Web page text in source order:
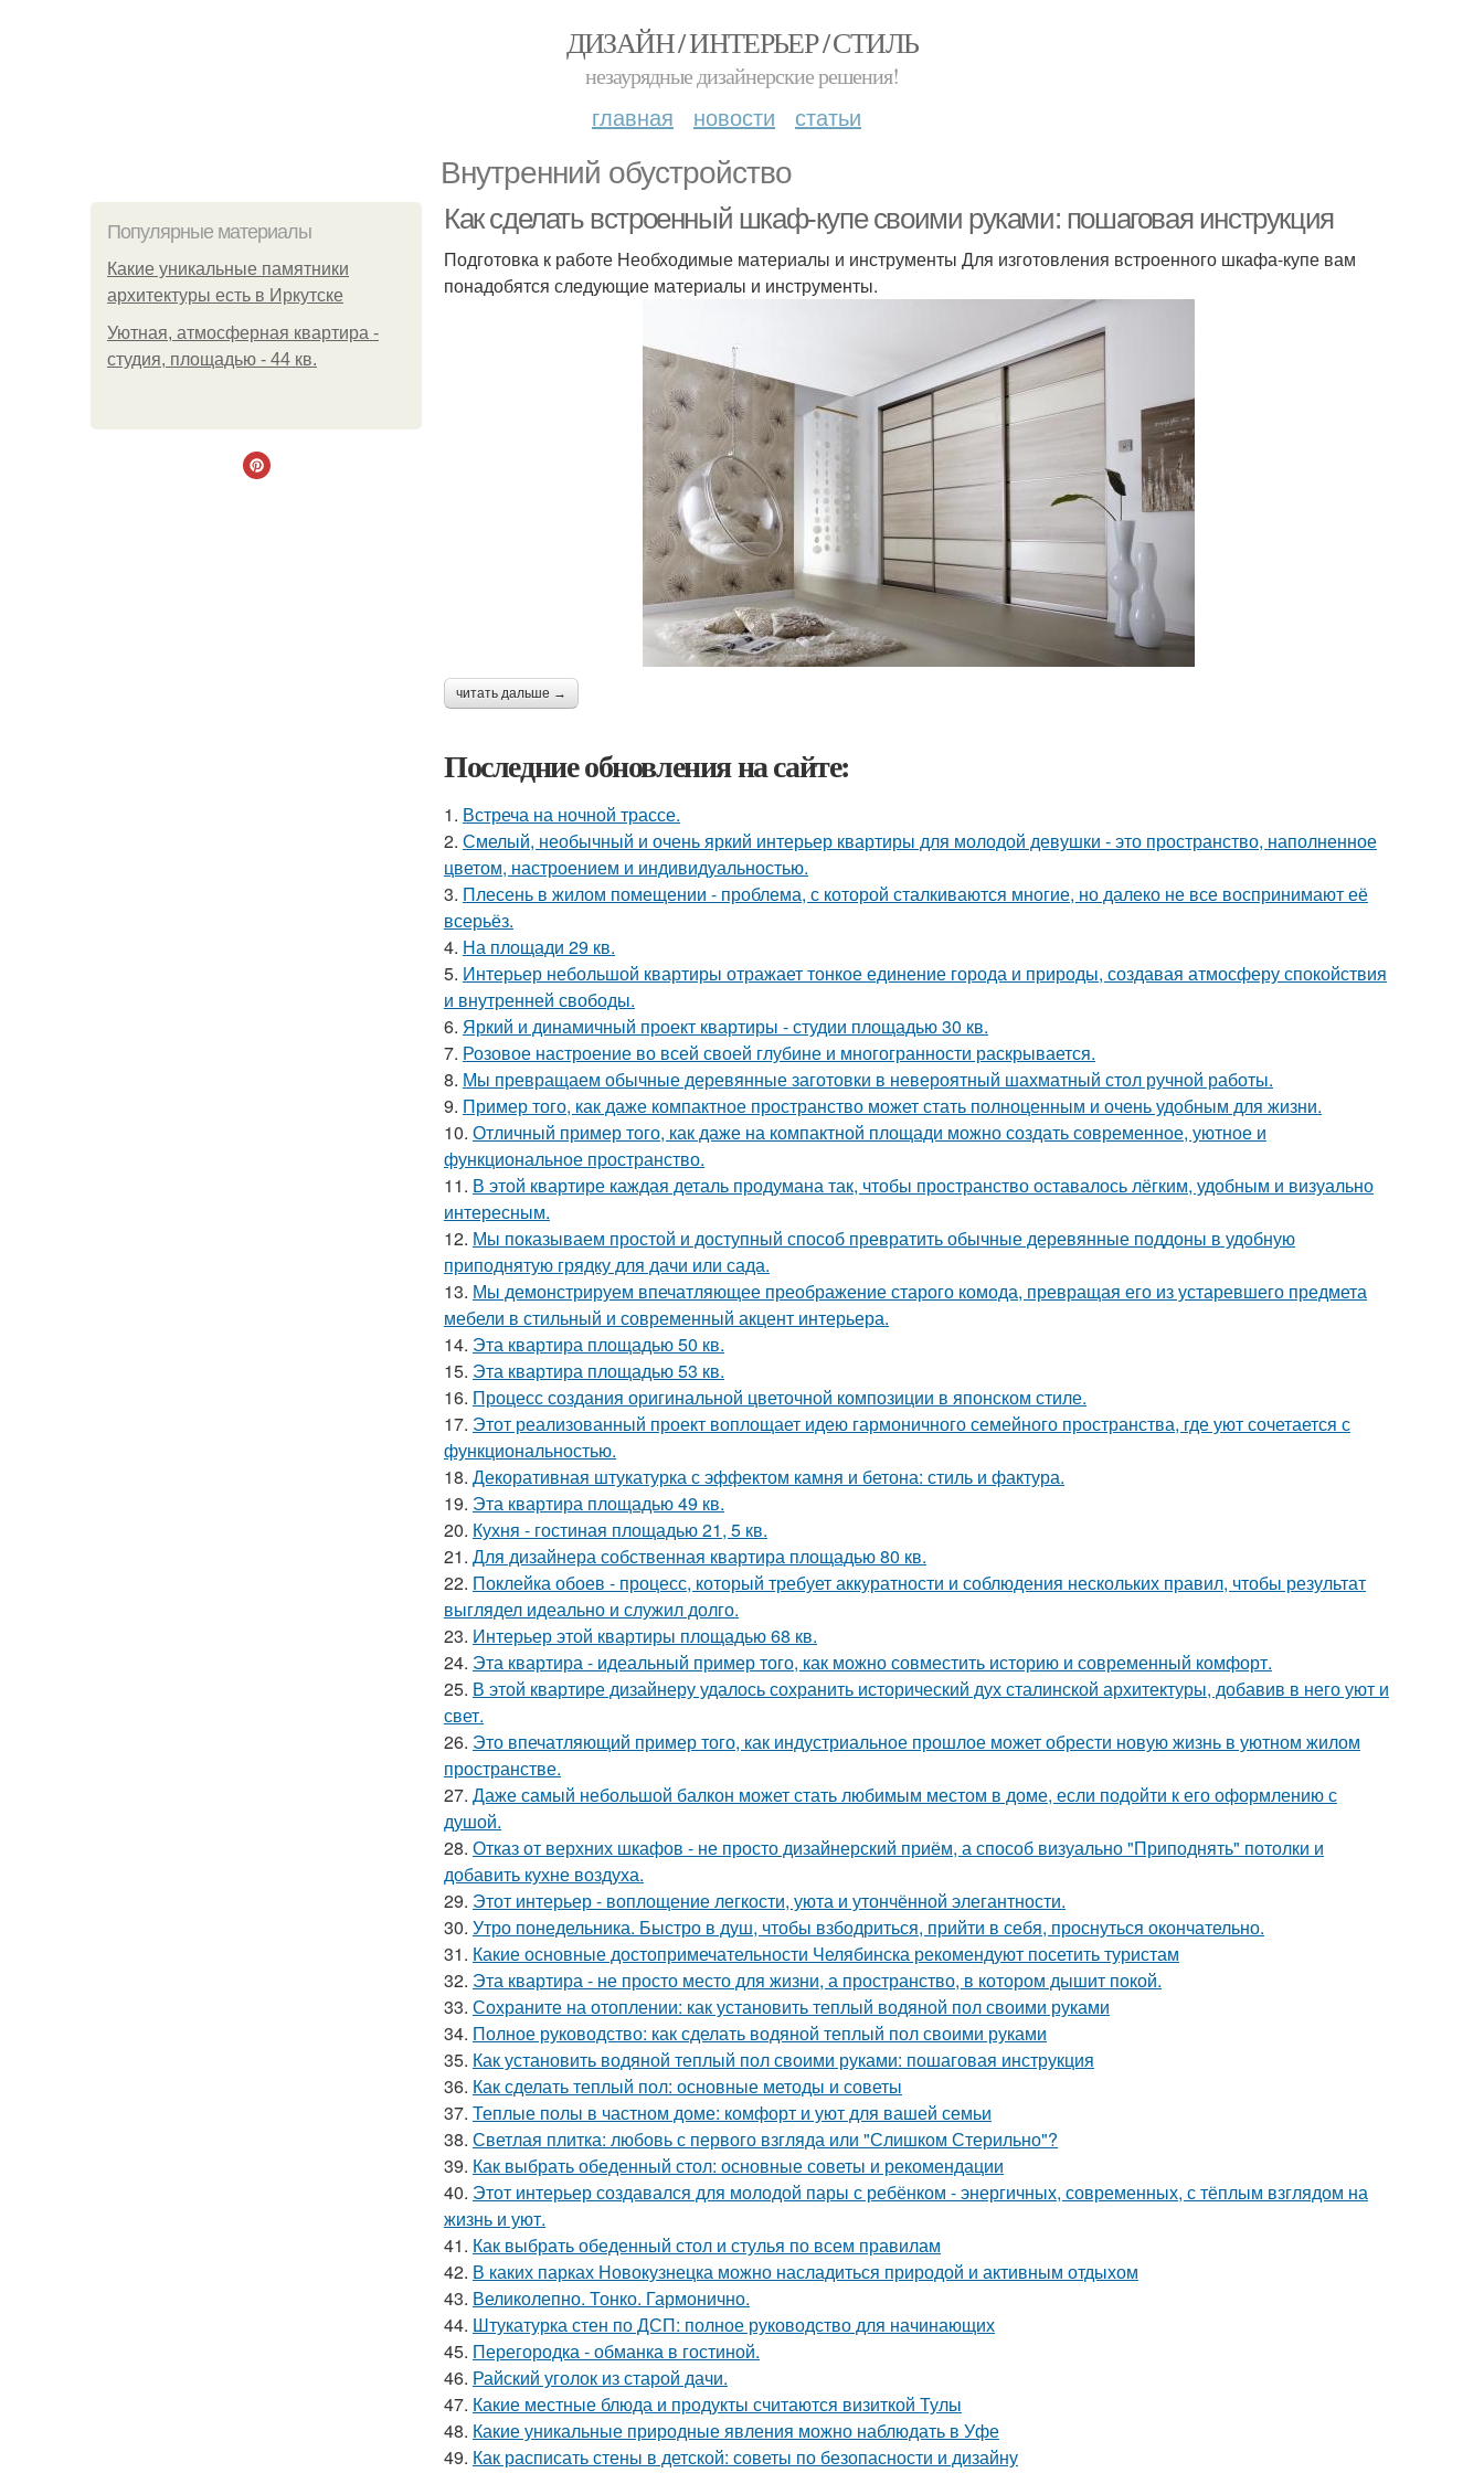
ДИЗАЙН / ИНТЕРЬЕР / СТИЛЬ
незаурядные дизайнерские решения!
главная новости статьи
Внутренний обустройство
Популярные материалы
Какие уникальные памятники
архитектуры есть в Иркутске
Уютная, атмосферная квартира -
студия, площадью - 44 кв.
Как сделать встроенный шкаф-купе своими руками: пошаговая инструкция
Подготовка к работе Необходимые материалы и инструменты Для изготовления встроенного шкафа-купе вам
понадобятся следующие материалы и инструменты.
читать дальше →
Последние обновления на сайте:
1. Встреча на ночной трассе.
2. Смелый, необычный и очень яркий интерьер квартиры для молодой девушки - это пространство, наполненное
цветом, настроением и индивидуальностью.
3. Плесень в жилом помещении - проблема, с которой сталкиваются многие, но далеко не все воспринимают её
всерьёз.
4. На площади 29 кв.
5. Интерьер небольшой квартиры отражает тонкое единение города и природы, создавая атмосферу спокойствия
и внутренней свободы.
6. Яркий и динамичный проект квартиры - студии площадью 30 кв.
7. Розовое настроение во всей своей глубине и многогранности раскрывается.
8. Мы превращаем обычные деревянные заготовки в невероятный шахматный стол ручной работы.
9. Пример того, как даже компактное пространство может стать полноценным и очень удобным для жизни.
10. Отличный пример того, как даже на компактной площади можно создать современное, уютное и
функциональное пространство.
11. В этой квартире каждая деталь продумана так, чтобы пространство оставалось лёгким, удобным и визуально
интересным.
12. Мы показываем простой и доступный способ превратить обычные деревянные поддоны в удобную
приподнятую грядку для дачи или сада.
13. Мы демонстрируем впечатляющее преображение старого комода, превращая его из устаревшего предмета
мебели в стильный и современный акцент интерьера.
14. Эта квартира площадью 50 кв.
15. Эта квартира площадью 53 кв.
16. Процесс создания оригинальной цветочной композиции в японском стиле.
17. Этот реализованный проект воплощает идею гармоничного семейного пространства, где уют сочетается с
функциональностью.
18. Декоративная штукатурка с эффектом камня и бетона: стиль и фактура.
19. Эта квартира площадью 49 кв.
20. Кухня - гостиная площадью 21, 5 кв.
21. Для дизайнера собственная квартира площадью 80 кв.
22. Поклейка обоев - процесс, который требует аккуратности и соблюдения нескольких правил, чтобы результат
выглядел идеально и служил долго.
23. Интерьер этой квартиры площадью 68 кв.
24. Эта квартира - идеальный пример того, как можно совместить историю и современный комфорт.
25. В этой квартире дизайнеру удалось сохранить исторический дух сталинской архитектуры, добавив в него уют и
свет.
26. Это впечатляющий пример того, как индустриальное прошлое может обрести новую жизнь в уютном жилом
пространстве.
27. Даже самый небольшой балкон может стать любимым местом в доме, если подойти к его оформлению с
душой.
28. Отказ от верхних шкафов - не просто дизайнерский приём, а способ визуально "Приподнять" потолки и
добавить кухне воздуха.
29. Этот интерьер - воплощение легкости, уюта и утончённой элегантности.
30. Утро понедельника. Быстро в душ, чтобы взбодриться, прийти в себя, проснуться окончательно.
31. Какие основные достопримечательности Челябинска рекомендуют посетить туристам
32. Эта квартира - не просто место для жизни, а пространство, в котором дышит покой.
33. Сохраните на отоплении: как установить теплый водяной пол своими руками
34. Полное руководство: как сделать водяной теплый пол своими руками
35. Как установить водяной теплый пол своими руками: пошаговая инструкция
36. Как сделать теплый пол: основные методы и советы
37. Теплые полы в частном доме: комфорт и уют для вашей семьи
38. Светлая плитка: любовь с первого взгляда или "Слишком Стерильно"?
39. Как выбрать обеденный стол: основные советы и рекомендации
40. Этот интерьер создавался для молодой пары с ребёнком - энергичных, современных, с тёплым взглядом на
жизнь и уют.
41. Как выбрать обеденный стол и стулья по всем правилам
42. В каких парках Новокузнецка можно насладиться природой и активным отдыхом
43. Великолепно. Тонко. Гармонично.
44. Штукатурка стен по ДСП: полное руководство для начинающих
45. Перегородка - обманка в гостиной.
46. Райский уголок из старой дачи.
47. Какие местные блюда и продукты считаются визиткой Тулы
48. Какие уникальные природные явления можно наблюдать в Уфе
49. Как расписать стены в детской: советы по безопасности и дизайну